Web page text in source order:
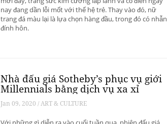
nay đang dần lỗi mốt với thế hệ trẻ. Thay vào đó, nữ
trang đá màu lại là lựa chọn hàng đầu, trong đó có nhẫn
đính hôn.
Nhà đấu giá Sotheby’s phục vụ giới
Millennials bằng dịch vụ xa xỉ
Jan 09, 2020 / ART & CULTURE